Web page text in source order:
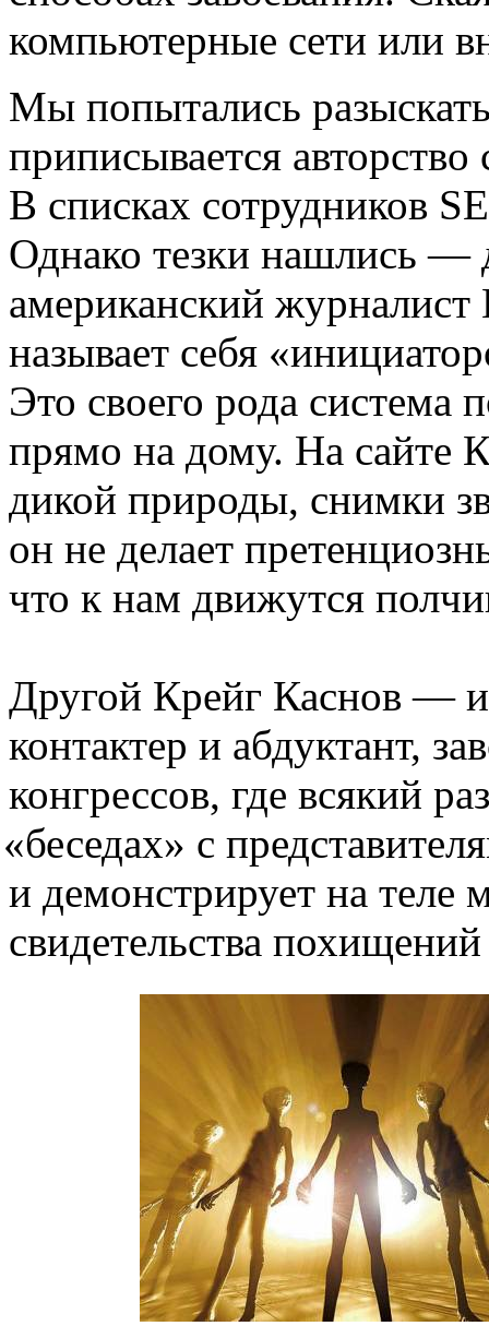
компьютерные сети или
Мы попытались
приписывается
В списках сотрудников
Однако тезки нашлись
американский
называет себя «
Это своего рода система
прямо на дому. На сайте
дикой природы, снимки
он не делает
что к нам движутся
Другой Крейг Каснов —
контактер и абдуктант,
конгрессов, где всякий
«беседах» с
и демонстрирует на теле
свидетельства